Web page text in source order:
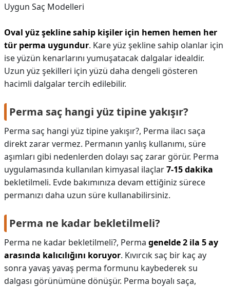
Uygun Saç Modelleri
Oval yüz şekline sahip kişiler için hemen hemen her
tür perma uygundur. Kare yüz şekline sahip olanlar için
ise yüzün kenarlarını yumuşatacak dalgalar idealdir.
Uzun yüz şekilleri için yüzü daha dengeli gösteren
hacimli dalgalar tercih edilebilir.
Perma saç hangi yüz tipine yakışır?
Perma saç hangi yüz tipine yakışır?, Perma ilacı saça
direkt zarar vermez. Permanın yanlış kullanımı, süre
aşımları gibi nedenlerden dolayı saç zarar görür. Perma
uygulamasında kullanılan kimyasal ilaçlar7-15 dakika
bekletilmeli. Evde bakımınıza devam ettiğiniz sürece
permanızı daha uzun süre kullanabilirsiniz.
Perma ne kadar bekletilmeli?
Perma ne kadar bekletilmeli?, Perma genelde 2 ila 5 ay
arasında kalıcılığını koruyor. Kıvırcık saç bir kaç ay
sonra yavaş yavaş perma formunu kaybederek su
dalgası görünümüne dönüşür. Perma boyalı saça,